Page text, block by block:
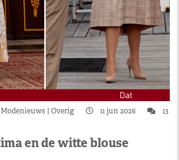
Modenieuws Overig 11 jun 2026
13
en de witte blouse